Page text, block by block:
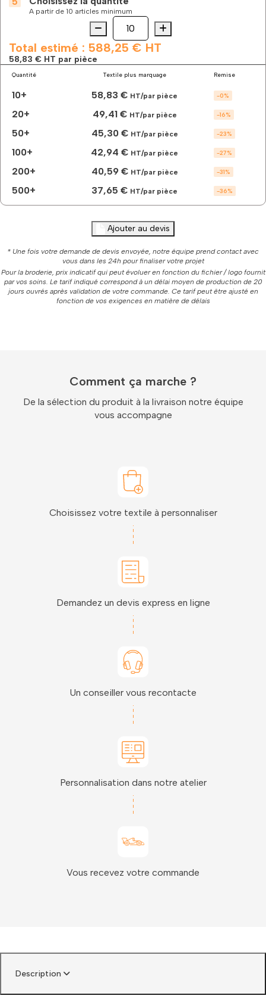
A partir de 10 articles minimum
Quantité
quantité
La
doudoune
best-
seller
manches
longues
personnaliser
Total estimé : 588,25 € HT
58,83 € HT par pièce
Quantité Textile plus marquage Remise
10+ 58,83 € HT/par pièce -0%
20+ 49,41 € HT/par pièce -16%
50+ 45,30 € HT/par pièce -23%
100+ 42,94 € HT/par pièce -27%
200+ 40,59 € HT/par pièce -31%
500+ 37,65 € HT/par pièce -36%
Ajouter au devis
* Une fois votre demande de devis envoyée, notre équipe prend contact avec
vous dans les 24h pour finaliser votre projet
Pour la broderie, prix indicatif qui peut évoluer en fonction du fichier / logo fournit
par vos soins. Le tarif indiqué correspond à un délai moyen de production de 20
jours ouvrés après validation de votre commande. Ce tarif peut être ajusté en
fonction de vos exigences en matière de délais
Comment ça marche ?
De la sélection du produit à la livraison notre équipe
vous accompagne
Choisissez votre textile à personnaliser
Demandez un devis express en ligne
Un conseiller vous recontacte
Personnalisation dans notre atelier
Vous recevez votre commande
Description